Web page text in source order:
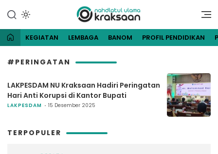
konten
NU Kraksaan
Website Resmi Pengurus
Kraksaan
KEGIATAN LEMBAGA BANOM PROFIL PENDIDIKAN
#PERINGATAN
LAKPESDAM NU Kraksaan Hadiri Peringatan
Hari Anti Korupsi di Kantor Bupati
LAKPESDAM 15 Desember 2025
TERPOPULER